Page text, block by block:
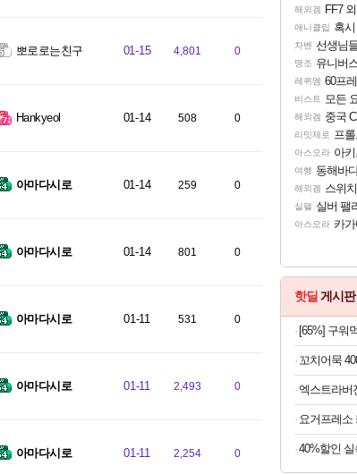
뽀로로는친구 01-15 4,801 0
Hankyeol 01-14 508 0
아마다시로 01-14 259 0
아마다시로 01-14 801 0
아마다시로 01-11 531 0
아마다시로 01-11 2,493 0
아마다시로 01-11 2,254 0
해외겜 FF7
애니클립 혹시
차벤 선생님들
명조 유니버스
레퀴엠 60프
비스트 모든 요리/
해외겜 중국
리밋제로 프롤
아스오라 아키
여행 동해바
해외겜 스위치2
실팰 실버 팰리
아스오라 카가
핫딜 게시판
[65%] 구워
꼬치어묵